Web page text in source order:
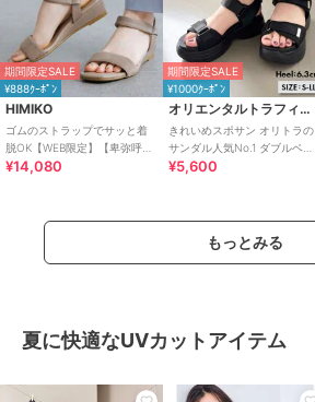
期間限定SALE
¥888ｸｰﾎﾟﾝ
HIMIKO
ゴムのストラップでサッと着
脱OK【WEB限定】【卑弥呼
26SS】ゴムストラップサンダ
¥14,080
期間限定SALE
¥1000ｸｰﾎﾟﾝ
オリエンタルトラフィック
きれいめスポサン オリトラの
サンダル人気No.1 ダブルベル
ト スポーツサンダル /42207
¥5,600
もっとみる
夏に快適なUVカットアイテム